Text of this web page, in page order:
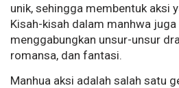
unik, sehingga membentuk aksi
Kisah-kisah dalam manhwa
menggabungkan unsur-unsur
romansa, dan fantasi.
Manhua aksi adalah salah satu